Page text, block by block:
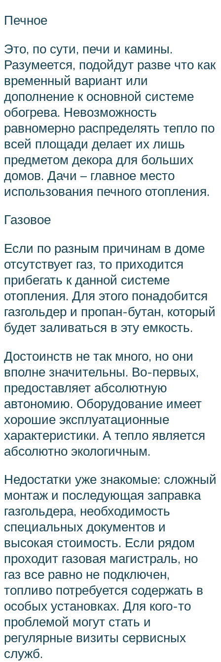
Печное
Это, по сути, печи и камины.
Разумеется, подойдут разве что как
временный вариант или
дополнение к основной системе
обогрева. Невозможность
равномерно распределять тепло по
всей площади делает их лишь
предметом декора для больших
домов. Дачи – главное место
использования печного отопления.
Газовое
Если по разным причинам в доме
отсутствует газ, то приходится
прибегать к данной системе
отопления. Для этого понадобится
газгольдер и пропан-бутан, который
будет заливаться в эту емкость.
Достоинств не так много, но они
вполне значительны. Во-первых,
предоставляет абсолютную
автономию. Оборудование имеет
хорошие эксплуатационные
характеристики. А тепло является
абсолютно экологичным.
Недостатки уже знакомые: сложный
монтаж и последующая заправка
газгольдера, необходимость
специальных документов и
высокая стоимость. Если рядом
проходит газовая магистраль, но
газ все равно не подключен,
топливо потребуется содержать в
особых установках. Для кого-то
проблемой могут стать и
регулярные визиты сервисных
служб.